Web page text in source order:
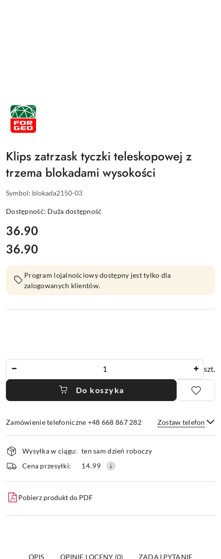
NAZWA
PRODUCENTA:
FORGEO
Klips zatrzask tyczki teleskopowej z
trzema blokadami wysokości
Symbol: blokada2150-03
Dostępność: Duża dostępność
cena:
36.90
Cena:
36.90
Program lojalnościowy dostępny jest tylko dla
zalogowanych klientów.
szt.
Do koszyka
Zamówienie telefoniczne +48 668 867 282 Zostaw telefon
Wyślij
Dostępność
i
dostawa
Wysyłka w ciągu: ten sam dzień roboczy
Cena przesyłki:
14.99
Pobierz produkt do PDF
OPIS OPINIE I OCENY (0) ZADAJ PYTANIE